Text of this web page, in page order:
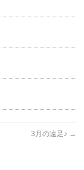
3月の遠足♪ →